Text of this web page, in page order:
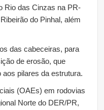
Rio das Cinzas na PR-
do Pinhal, além
das cabeceiras, para
de erosão, que
pilares da estrutura.
(OAEs) em rodovias
Norte do DER/PR,